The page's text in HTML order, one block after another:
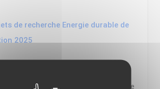
de recherche Energie durable de
2025
de lancer l'édition 2025 de son appel à
Énergie durable. La date limite de